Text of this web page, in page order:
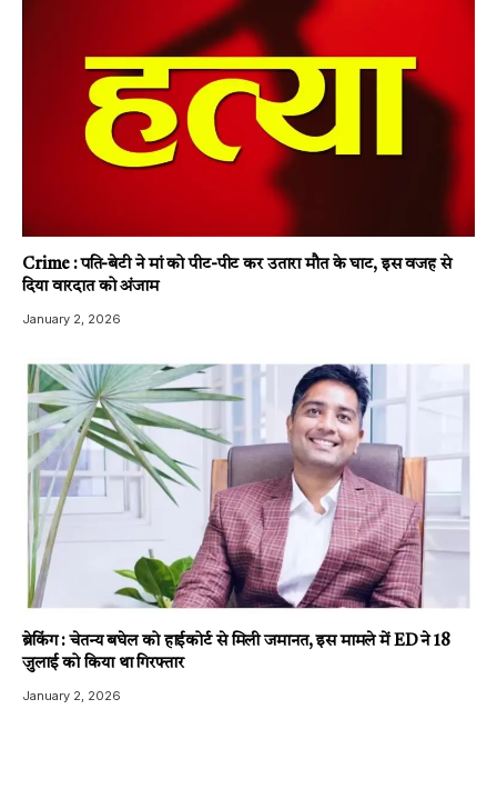
Crime : पति-बेटी ने मां को पीट-पीट कर उतारा मौत के घाट, इस वजह से
दिया वारदात को अंजाम
January 2, 2026
ब्रेकिंग : चेतन्य बघेल को हाईकोर्ट से मिली जमानत, इस मामले में ED ने 18
जुलाई को किया था गिरफ्तार
January 2, 2026